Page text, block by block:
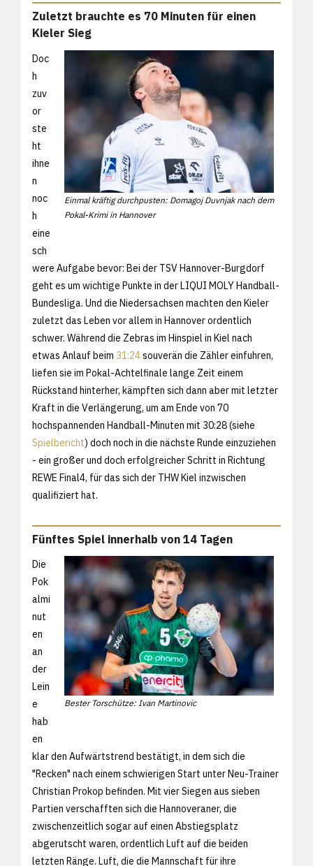
Zuletzt brauchte es 70 Minuten für einen
Kieler Sieg
Einmal kräftig durchpusten: Domagoj Duvnjak nach dem
Pokal-Krimi in Hannover
Doc
h
zuv
or
ste
ht
ihne
n
noc
h
eine
sch
were Aufgabe bevor: Bei der TSV Hannover-Burgdorf
geht es um wichtige Punkte in der LIQUI MOLY Handball-
Bundesliga. Und die Niedersachsen machten den Kieler
zuletzt das Leben vor allem in Hannover ordentlich
schwer. Während die Zebras im Hinspiel in Kiel nach
etwas Anlauf beim 31:24souverän die Zähler einfuhren,
liefen sie im Pokal-Achtelfinale lange Zeit einem
Rückstand hinterher, kämpften sich dann aber mit letzter
Kraft in die Verlängerung, um am Ende von 70
hochspannenden Handball-Minuten mit 30:28 (siehe
Spielbericht) doch noch in die nächste Runde einzuziehen
- ein großer und doch erfolgreicher Schritt in Richtung
REWE Final4, für das sich der THW Kiel inzwischen
qualifiziert hat.
Fünftes Spiel innerhalb von 14 Tagen
Bester Torschütze: Ivan Martinovic
Die
Pok
almi
nut
en
an
der
Lein
e
hab
en
klar den Aufwärtstrend bestätigt, in dem sich die
"Recken" nach einem schwierigen Start unter Neu-Trainer
Christian Prokop befinden. Mit vier Siegen aus sieben
Partien verschafften sich die Hannoveraner, die
zwischenzeitlich sogar auf einen Abstiegsplatz
abgerutscht waren, ordentlich Luft auf die beiden
letzten Ränge. Luft, die die Mannschaft für ihre